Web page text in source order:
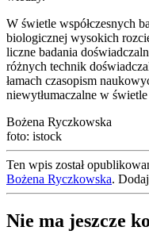
W świetle współczesnych
biologicznej wysokich
liczne badania
różnych technik
łamach czasopism
niewytłumaczalne w
Bożena Ryczkowska
foto: istock
Ten wpis został
Bożena Ryczkowska. Dodaj
Nie ma jeszcze